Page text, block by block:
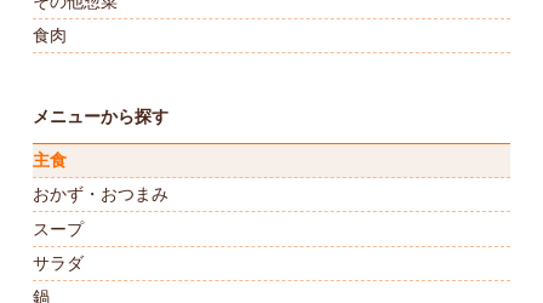
食肉
メニューから探す
主食
おかず・おつまみ
スープ
サラダ
鍋